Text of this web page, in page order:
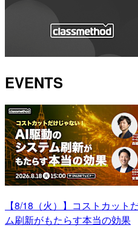
EVENTS
【8/18（火）】コストカッ
ム刷新がもたらす本当の効果